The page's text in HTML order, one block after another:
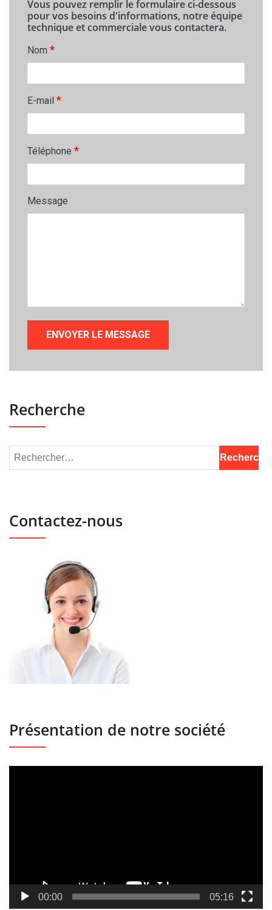
Vous pouvez remplir le formulaire ci-dessous
pour vos besoins d'informations, notre équipe
technique et commerciale vous contactera.
Nom *
E-mail *
Téléphone *
Message
Recherche
Contactez-nous
Présentation de notre société
00:00 05:16